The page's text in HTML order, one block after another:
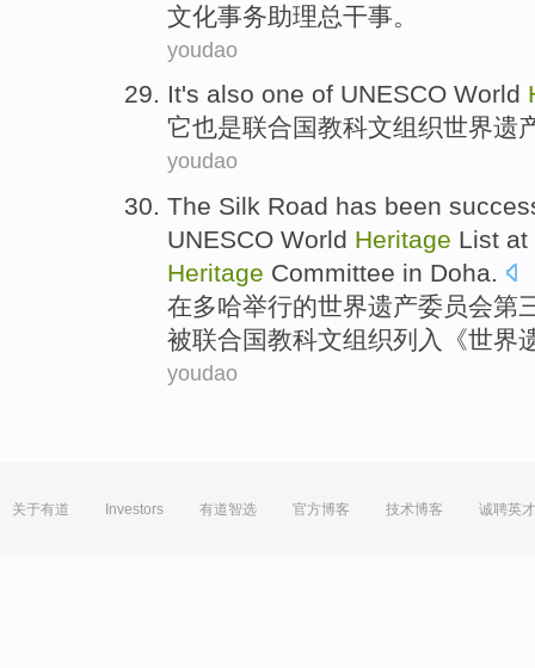
文化事务助理总干事 。
youdao
It's also one of UNESCO World
它也是联合国教科文组织世界遗
youdao
The Silk Road has been
UNESCO World Heritage List at
Heritage Committee in Doha.
在多哈举行的世界遗产委员会第
被联合国教科文组织列入《世界
youdao
关于有道 Investors 有道智选 官方博客 技术博客 诚聘英才